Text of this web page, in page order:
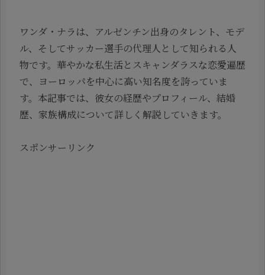
ワンダ・ナラは、アルゼンチン出身のタレント、モデ
ル、そしてサッカー選手の代理人として知られる人
物です。華やかな私生活とスキャンダラスな恋愛遍歴
で、ヨーロッパを中心に高い知名度を誇っていま
す。本記事では、彼女の経歴やプロフィール、結婚
歴、家族構成について詳しく解説していきます。
スポンサーリンク